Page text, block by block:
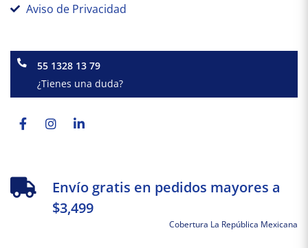
Aviso de Privacidad
55 1328 13 79
¿Tienes una duda?
Facebook-
f
Instagram
Linkedin-
Envío gratis en pedidos mayores a
$3,499
Cobertura La República Mexicana